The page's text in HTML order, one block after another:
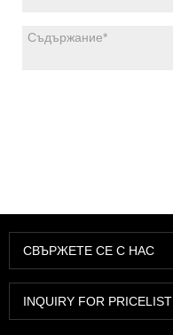
СВЪРЖЕТЕ СЕ С НАС
INQUIRY FOR PRICELIST